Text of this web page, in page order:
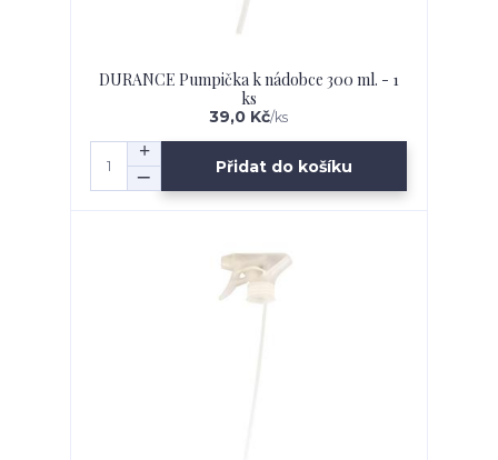
DURANCE Pumpička k nádobce 300 ml. - 1
ks
39,0 Kč/ks
Přidat do košíku